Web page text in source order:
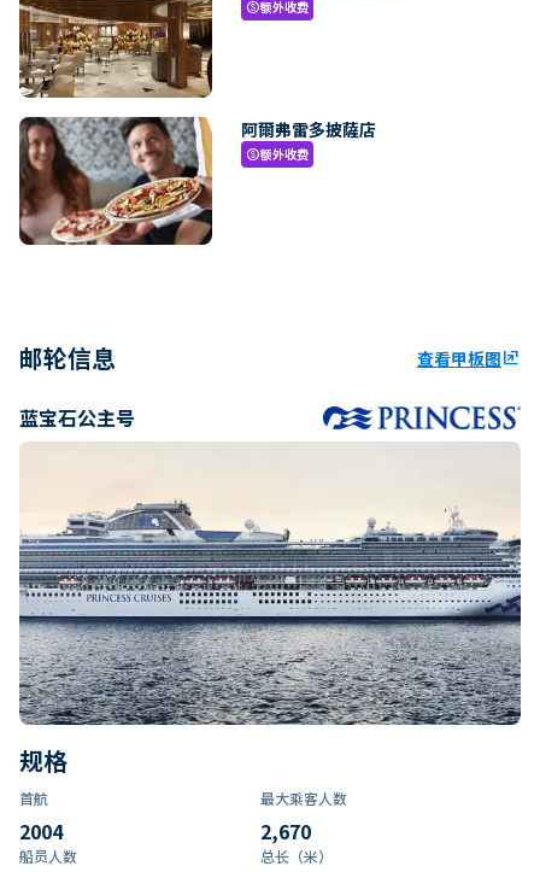
paid额外收费
阿爾弗雷多披薩店
paid额外收费
邮轮信息 查看甲板图ungroup
蓝宝石公主号
规格
首航
2004
最大乘客人数
2,670
船员人数 总长（米）